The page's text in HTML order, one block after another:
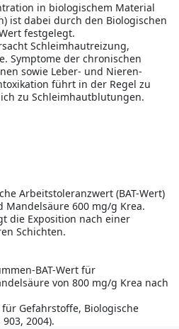
in biologischem Material
ist dabei durch den Biologischen
festgelegt.
Schleimhautreizung,
Symptome der chronischen
sowie Leber- und Nieren-
führt in der Regel zu
zu Schleimhautblutungen.
Arbeitstoleranzwert (BAT-Wert)
Mandelsäure 600 mg/g Krea.
die Exposition nach einer
Schichten.
BAT-Wert für
von 800 mg/g Krea nach
Gefahrstoffe, Biologische
2004).